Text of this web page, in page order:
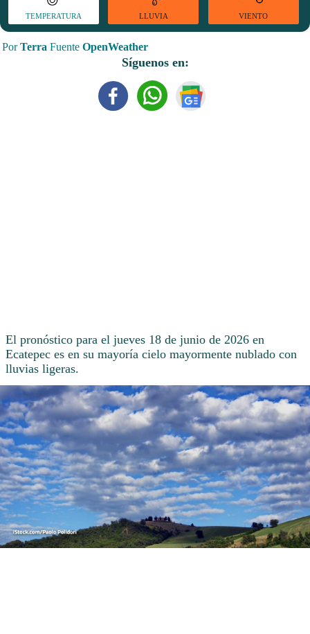
TEMPERATURA LLUVIA VIENTO
PorTerra Fuente OpenWeather
Síguenos en:
El pronóstico para el jueves 18 de junio de 2026 en
Ecatepec es en su mayoría cielo mayormente nublado con
lluvias ligeras.